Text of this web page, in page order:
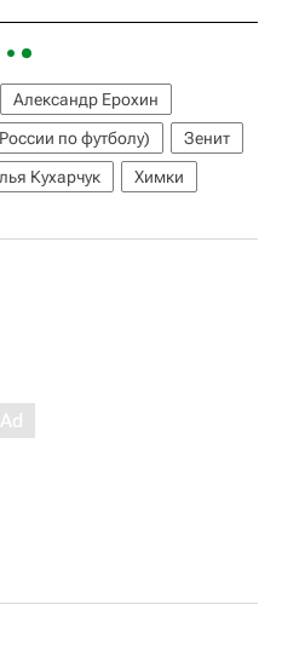
Александр Ерохин
по футболу)
Зенит
Кухарчук
Химки